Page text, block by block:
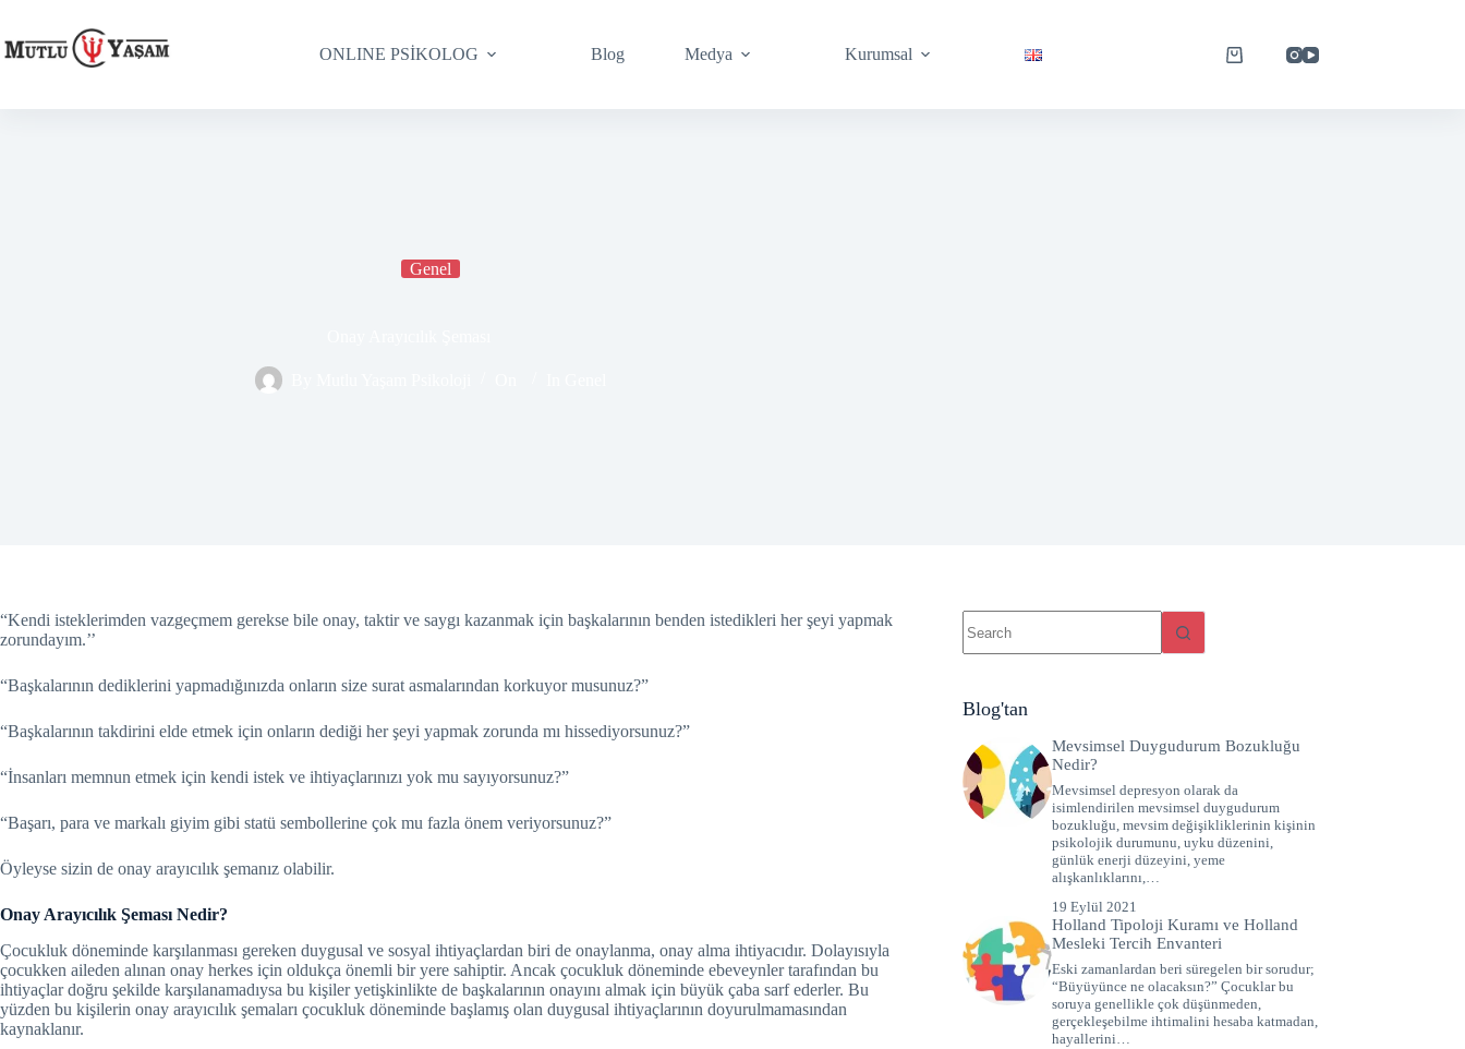
ONLINE PSİKOLOG Blog Medya Kurumsal
Genel
“Kendi isteklerimden vazgeçmem gerekse bile onay, taktir ve saygı kazanmak için başkalarının benden istedikleri her şeyi yapmak
zorundayım.’’
“Başkalarının dediklerini yapmadığınızda onların size surat asmalarından korkuyor musunuz?”
“Başkalarının takdirini elde etmek için onların dediği her şeyi yapmak zorunda mı hissediyorsunuz?”
“İnsanları memnun etmek için kendi istek ve ihtiyaçlarınızı yok mu sayıyorsunuz?”
“Başarı, para ve markalı giyim gibi statü sembollerine çok mu fazla önem veriyorsunuz?”
Öyleyse sizin de onay arayıcılık şemanız olabilir.
Onay Arayıcılık Şeması Nedir?
Çocukluk döneminde karşılanması gereken duygusal ve sosyal ihtiyaçlardan biri de onaylanma, onay alma ihtiyacıdır. Dolayısıyla
çocukken aileden alınan onay herkes için oldukça önemli bir yere sahiptir. Ancak çocukluk döneminde ebeveynler tarafından bu
ihtiyaçlar doğru şekilde karşılanamadıysa bu kişiler yetişkinlikte de başkalarının onayını almak için büyük çaba sarf ederler. Bu
yüzden bu kişilerin onay arayıcılık şemaları çocukluk döneminde başlamış olan duygusal ihtiyaçlarının doyurulmamasından
kaynaklanır.
Blog'tan
Mevsimsel Duygudurum Bozukluğu
Nedir?
Mevsimsel depresyon olarak da
isimlendirilen mevsimsel duygudurum
bozukluğu, mevsim değişikliklerinin kişinin
psikolojik durumunu, uyku düzenini,
günlük enerji düzeyini, yeme
alışkanlıklarını,…
19 Eylül 2021
Holland Tipoloji Kuramı ve Holland
Mesleki Tercih Envanteri
Eski zamanlardan beri süregelen bir sorudur;
“Büyüyünce ne olacaksın?” Çocuklar bu
soruya genellikle çok düşünmeden,
gerçekleşebilme ihtimalini hesaba katmadan,
hayallerini…